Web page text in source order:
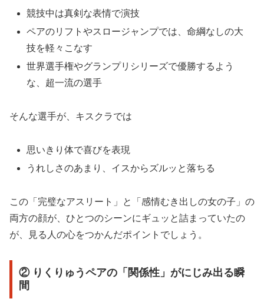
競技中は真剣な表情で演技
ペアのリフトやスロージャンプでは、命綱なしの大
技を軽々こなす
世界選手権やグランプリシリーズで優勝するよう
な、超一流の選手
そんな選手が、キスクラでは
思いきり体で喜びを表現
うれしさのあまり、イスからズルッと落ちる
この「完璧なアスリート」と「感情むき出しの女の子」の
両方の顔が、ひとつのシーンにギュッと詰まっていたの
が、見る人の心をつかんだポイントでしょう。
② りくりゅうペアの「関係性」がにじみ出る瞬
間